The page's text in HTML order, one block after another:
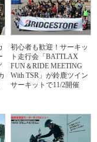
初心者も歓迎！サーキッ
ト走行会「BATTLAX
FUN＆RIDE MEETING
With TSR」が鈴鹿ツイン
サーキットで11/2開催